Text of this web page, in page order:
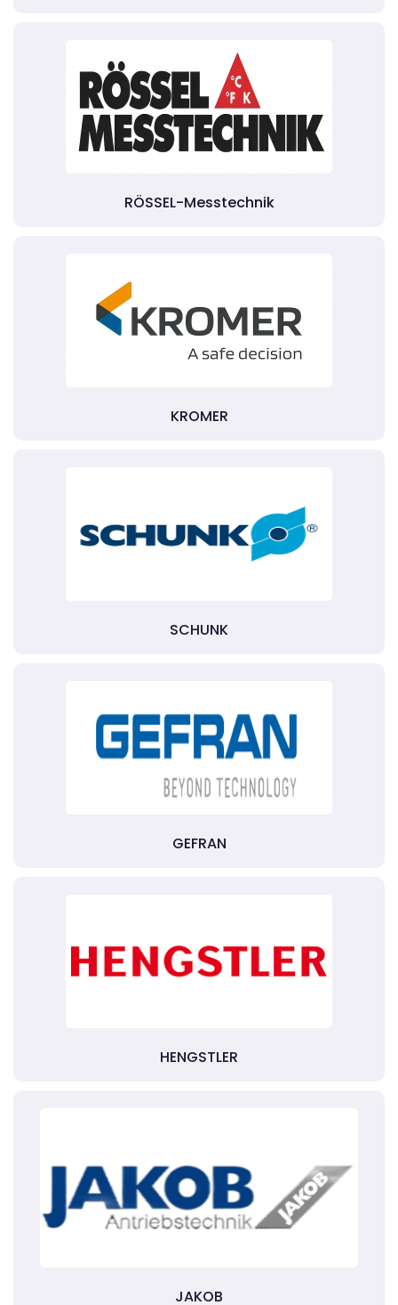
RÖSSEL-Messtechnik
KROMER
SCHUNK
GEFRAN
HENGSTLER
JAKOB